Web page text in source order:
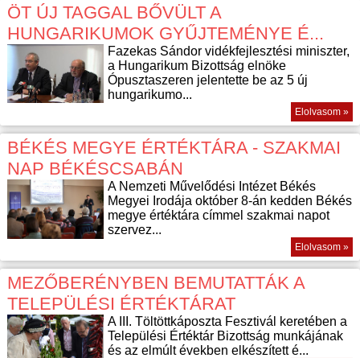
ÖT ÚJ TAGGAL BŐVÜLT A
HUNGARIKUMOK GYŰJTEMÉNYE É...
Fazekas Sándor vidékfejlesztési miniszter,
a Hungarikum Bizottság elnöke
Ópusztaszeren jelentette be az 5 új
hungarikumo...
Elolvasom »
BÉKÉS MEGYE ÉRTÉKTÁRA - SZAKMAI
NAP BÉKÉSCSABÁN
A Nemzeti Művelődési Intézet Békés
Megyei Irodája október 8-án kedden Békés
megye értéktára címmel szakmai napot
szervez...
Elolvasom »
MEZŐBERÉNYBEN BEMUTATTÁK A
TELEPÜLÉSI ÉRTÉKTÁRAT
A III. Töltöttkáposzta Fesztivál keretében a
Települési Értéktár Bizottság munkájának
és az elmúlt években elkészített é...